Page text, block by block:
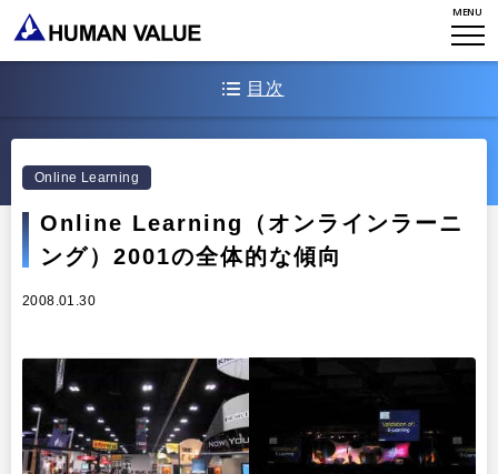
MENU
ミッション・バリュー
会社からのお知らせ
出版
プラクティショナー養成
イベント・セミナー
STORIES
NEWS
Stories
イベント・セミナー
リサーチ
その他
検索
目次
Online Learning
Online Learning（オンラインラーニ
ング）2001の全体的な傾向
2008.01.30